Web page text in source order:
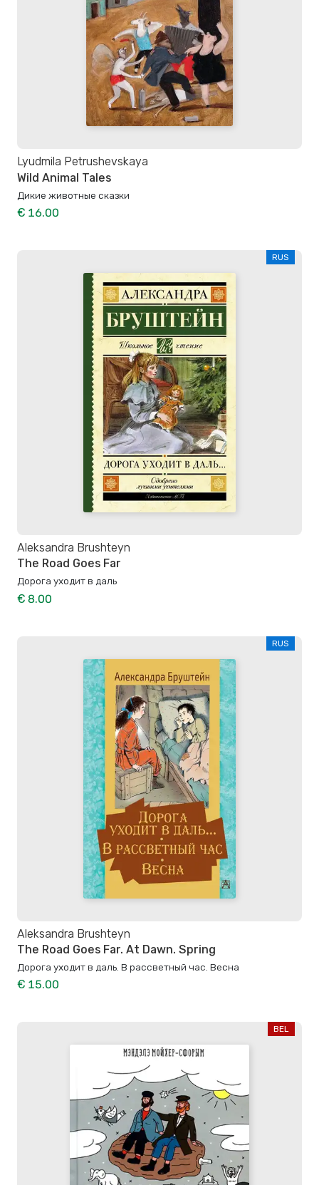
Lyudmila Petrushevskaya
Wild Animal Tales
Дикие животные сказки
€ 16.00
RUS
Aleksandra Brushteyn
The Road Goes Far
Дорога уходит в даль
€ 8.00
RUS
Aleksandra Brushteyn
The Road Goes Far. At Dawn. Spring
Дорога уходит в даль. В рассветный час. Весна
€ 15.00
BEL